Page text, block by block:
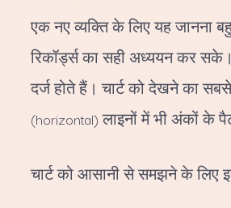
एक नए व्यक्ति के लिए यह जानना
रिकॉर्ड्स का सही अध्ययन कर
दर्ज होते हैं। चार्ट को देखने का
(horizontal) लाइनों में भी अंकों के
चार्ट को आसानी से समझने के लिए